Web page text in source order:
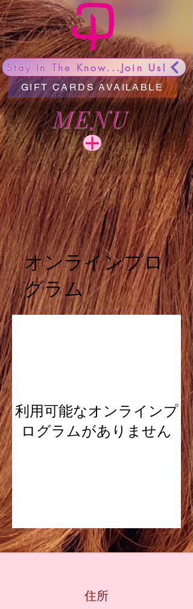
Stay In The Know...Join Us!
MENU
GIFT CARDS AVAILABLE
オンラインプロ
グラム
利用可能なオンラインプ
ログラムがありません
住所